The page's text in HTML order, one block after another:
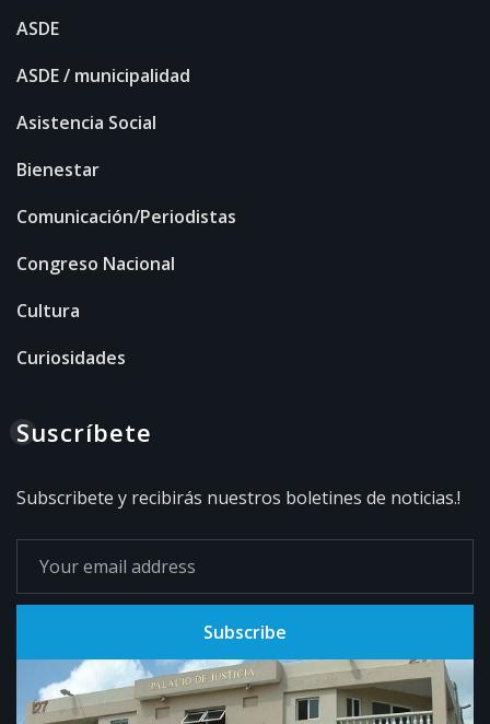
ASDE
ASDE / municipalidad
Asistencia Social
Bienestar
Comunicación/Periodistas
Congreso Nacional
Cultura
Curiosidades
Suscríbete
Subscribete y recibirás nuestros boletines de noticias.!
Subscribe